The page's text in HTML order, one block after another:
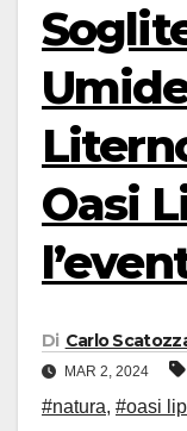
Oasi
Di Carlo
MAR 2, 2024
#natura, #oasi